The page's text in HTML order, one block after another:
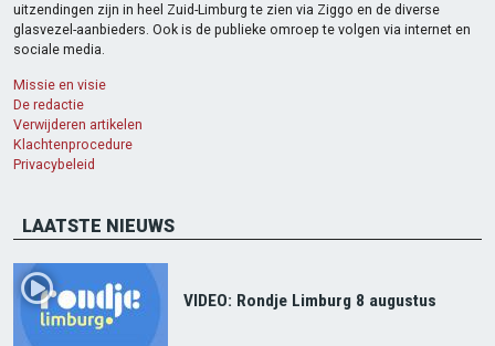
uitzendingen zijn in heel Zuid-Limburg te zien via Ziggo en de diverse
glasvezel-aanbieders. Ook is de publieke omroep te volgen via internet en
sociale media.
Missie en visie
De redactie
Verwijderen artikelen
Klachtenprocedure
Privacybeleid
LAATSTE NIEUWS
VIDEO: Rondje Limburg 8 augustus